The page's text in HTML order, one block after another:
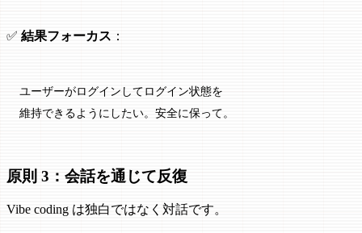
✅ 結果フォーカス ：
ユーザーがログインしてログイン状態を
維持できるようにしたい。安全に保って。
原則 3：会話を通じて反復
Vibe coding は独白ではなく対話です。